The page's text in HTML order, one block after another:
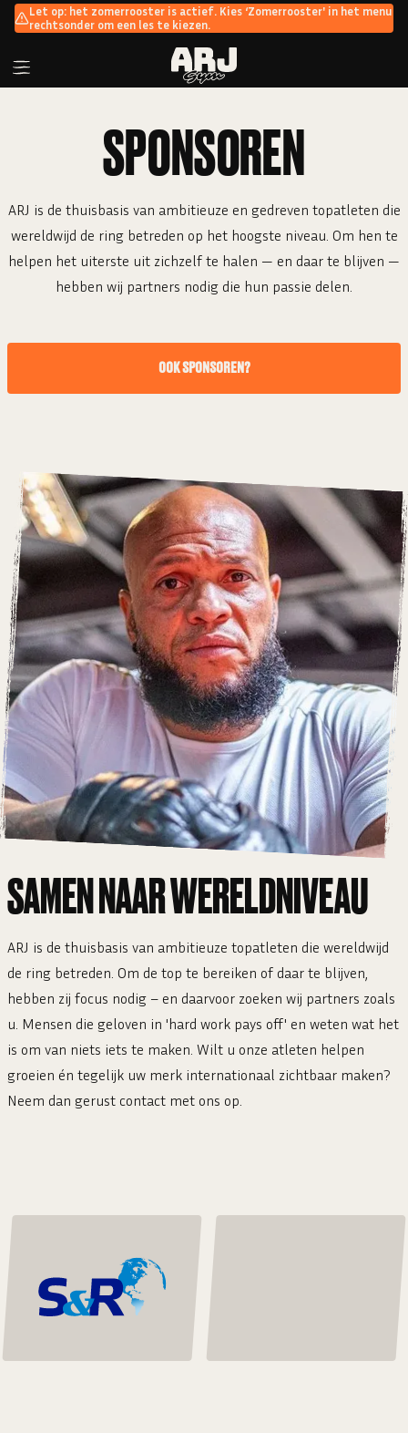
Let op: het zomerrooster is actief. Kies ‘Zomerrooster' in het menu
rechtsonder om een les te kiezen.
SPONSOREN
ARJ is de thuisbasis van ambitieuze en gedreven topatleten die
wereldwijd de ring betreden op het hoogste niveau. Om hen te
helpen het uiterste uit zichzelf te halen — en daar te blijven —
hebben wij partners nodig die hun passie delen.
OOK SPONSOREN?
SAMEN NAAR WERELDNIVEAU
ARJ is de thuisbasis van ambitieuze topatleten die wereldwijd
de ring betreden. Om de top te bereiken of daar te blijven,
hebben zij focus nodig – en daarvoor zoeken wij partners zoals
u. Mensen die geloven in 'hard work pays off' en weten wat het
is om van niets iets te maken. Wilt u onze atleten helpen
groeien én tegelijk uw merk internationaal zichtbaar maken?
Neem dan gerust contact met ons op.
"VOOR MIJ IS ARJ ECHT FUN EN